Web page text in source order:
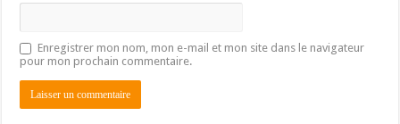
Enregistrer mon nom, mon e-mail et mon site dans le navigateur
pour mon prochain commentaire.